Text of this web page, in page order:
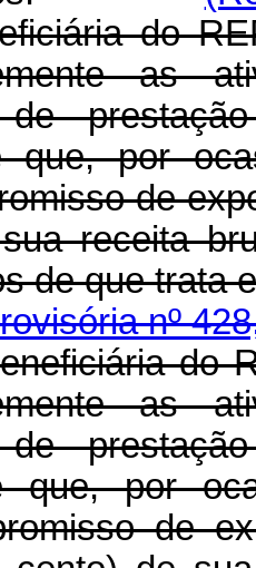
do
as
que, por
de
receita
de
nº
do
as
que, por
de